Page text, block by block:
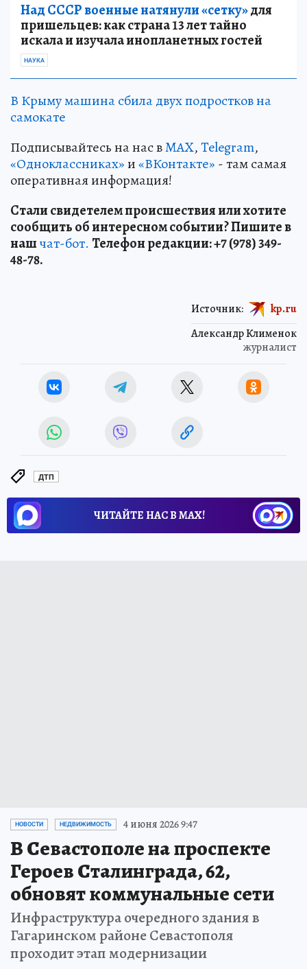
Над СССР военные натянули «сетку»для
пришельцев: как страна 13 лет тайно
искала и изучала инопланетных гостей
НАУКА
В Крыму машина сбила двух подростков на
самокате
Подписывайтесь на нас вMAX,Telegram,
«Одноклассниках»и«ВКонтакте» - там самая
оперативная информация!
Стали свидетелем происшествия или хотите
сообщить об интересном событии? Пишите в
нашчат-бот. Телефон редакции: +7 (978) 349-
48-78.
Александр Клименок
журналист
Источник: kp.ru
ДТП
ЧИТАЙТЕ НАС В МАХ!
НОВОСТИ НЕДВИЖИМОСТЬ 4 июня 2026 9:47
В Севастополе на проспекте
Героев Сталинграда, 62,
обновят коммунальные сети
Инфраструктура очередного здания в
Гагаринском районе Севастополя
проходит этап модернизации